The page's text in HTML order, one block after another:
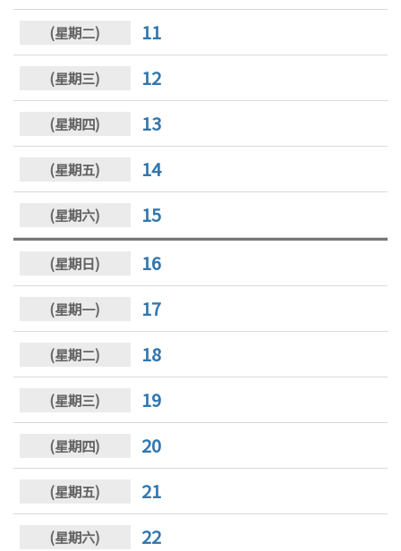
11
12
13
14
15
16
17
18
19
20
21
22